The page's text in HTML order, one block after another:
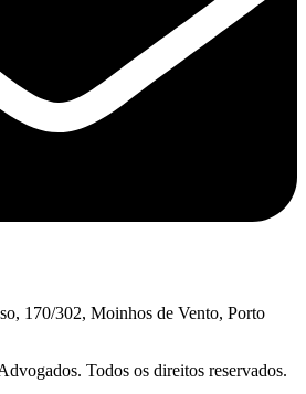
170/302, Moinhos de Vento, Porto
Todos os direitos reservados.